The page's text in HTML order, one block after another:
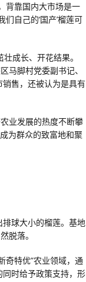
背靠国内大市场是一
自己的‘国产’榴莲可
成长、开花结果。
马脚村党委副书记、
售，还被认为是具有
业发展的热度不断攀
为群众的致富地和聚
球大小的榴莲。基地
脱落。
奇特优”农业领域，通
时给予政策支持，形